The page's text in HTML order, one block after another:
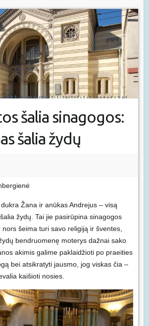
šalia sinagogos:
šalia žydų
Žana ir anūkas Andrejus – visą
žydų. Tai jie pasirūpina sinagogos
šeima turi savo religiją ir šventes,
bendruomenę moterys dažnai sako
akimis galime paklaidžioti po praeities
bei atsikratyti jausmo, jog viskas čia –
kaišioti nosies.